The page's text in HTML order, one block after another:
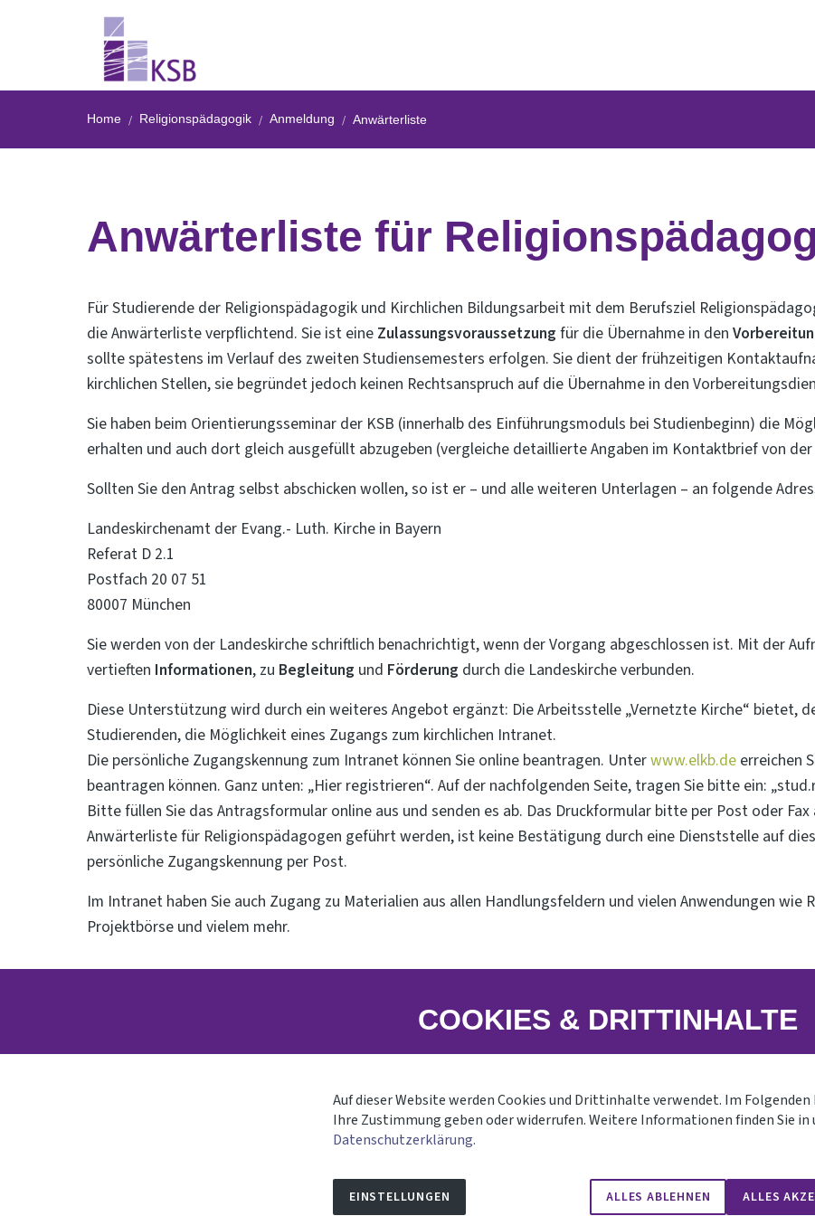
Home Religionspädagogik Anmeldung Anwärterliste
Anwärterliste für
Für Studierende der Religionspädagogik und Kirchlichen Bildungsarbeit mit dem Berufsziel
die Anwärterliste verpflichtend. Sie ist eine Zulassungsvoraussetzung für die Übernahme in den
sollte spätestens im Verlauf des zweiten Studiensemesters erfolgen. Sie dient der frühzeitigen
kirchlichen Stellen, sie begründet jedoch keinen Rechtsanspruch auf die Übernahme in den
Sie haben beim Orientierungsseminar der KSB (innerhalb des Einführungsmoduls bei Studienbeginn) die
erhalten und auch dort gleich ausgefüllt abzugeben (vergleiche detaillierte Angaben im Kontaktbrief von
Sollten Sie den Antrag selbst abschicken wollen, so ist er – und alle weiteren Unterlagen – an folgende
Landeskirchenamt der Evang.- Luth. Kirche in Bayern
Referat D 2.1
Postfach 20 07 51
80007 München
Sie werden von der Landeskirche schriftlich benachrichtigt, wenn der Vorgang abgeschlossen ist. Mit der
vertieften Informationen, zu Begleitung und Förderung durch die Landeskirche verbunden.
Diese Unterstützung wird durch ein weiteres Angebot ergänzt: Die Arbeitsstelle „Vernetzte Kirche“ bietet,
Studierenden, die Möglichkeit eines Zugangs zum kirchlichen Intranet.
Die persönliche Zugangskennung zum Intranet können Sie online beantragen. Unterwww.elkb.de erreichen
beantragen können. Ganz unten: „Hier registrieren“. Auf der nachfolgenden Seite, tragen Sie bitte ein:
Bitte füllen Sie das Antragsformular online aus und senden es ab. Das Druckformular bitte per Post oder Fax
Anwärterliste für Religionspädagogen geführt werden, ist keine Bestätigung durch eine Dienststelle auf
persönliche Zugangskennung per Post.
Im Intranet haben Sie auch Zugang zu Materialien aus allen Handlungsfeldern und vielen Anwendungen wie
Projektbörse und vielem mehr.
Startseite
© Kirchliche Studienbegleitung (KSB)
COOKIES & DRITTINHALTE
Auf dieser Website werden Cookies und Drittinhalte verwendet. Im Folgenden
Ihre Zustimmung geben oder widerrufen. Weitere Informationen finden Sie in
Datenschutzerklärung.
EINSTELLUNGEN ALLES ABLEHNEN ALLES